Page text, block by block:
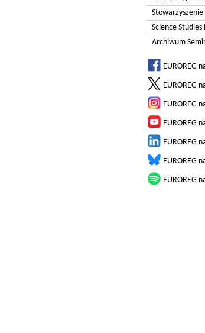
Stowarzyszenie
Science Studies
Archiwum
EUROREG
EUROREG
EUROREG
EUROREG
EUROREG
EUROREG
EUROREG